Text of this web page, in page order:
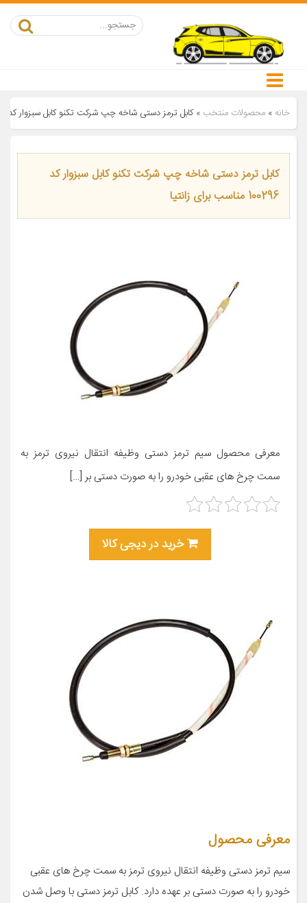
خانه » محصولات منتخب »کابل ترمز دستی شاخه چپ شرکت تکنو کابل سبزوار کد 100296 مناسب برای زانتیا
کابل ترمز دستی شاخه چپ شرکت تکنو کابل سبزوار کد
100296 مناسب برای زانتیا
معرفی محصول سیم ترمز دستی وظیفه انتقال نیروی ترمز به
سمت چرخ های عقبی خودرو را به صورت دستی بر […]
خرید در دیجی کالا
معرفی محصول
سیم ترمز دستی وظیفه انتقال نیروی ترمز به سمت چرخ های عقبی
خودرو را به صورت دستی بر عهده دارد. کابل ترمز دستی با وصل شدن